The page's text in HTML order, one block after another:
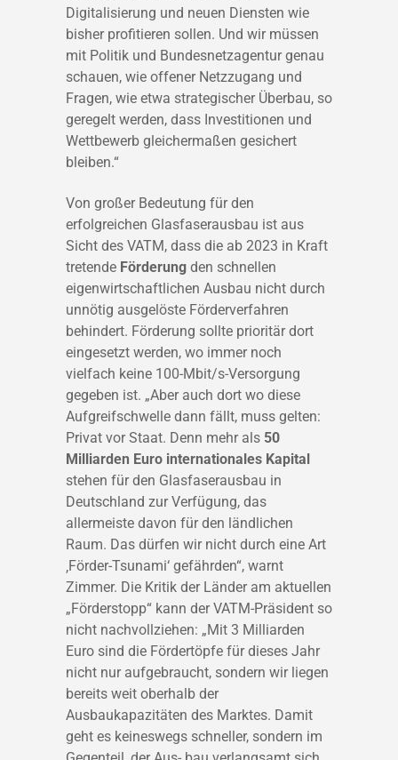
Digitalisierung und neuen Diensten wie
bisher profitieren sollen. Und wir müssen
mit Politik und Bundesnetzagentur genau
schauen, wie offener Netzzugang und
Fragen, wie etwa strategischer Überbau, so
geregelt werden, dass Investitionen und
Wettbewerb gleichermaßen gesichert
bleiben.“
Von großer Bedeutung für den
erfolgreichen Glasfaserausbau ist aus
Sicht des VATM, dass die ab 2023 in Kraft
tretende Förderung den schnellen
eigenwirtschaftlichen Ausbau nicht durch
unnötig ausgelöste Förderverfahren
behindert. Förderung sollte prioritär dort
eingesetzt werden, wo immer noch
vielfach keine 100-Mbit/s-Versorgung
gegeben ist. „Aber auch dort wo diese
Aufgreifschwelle dann fällt, muss gelten:
Privat vor Staat. Denn mehr als 50
Milliarden Euro internationales Kapital
stehen für den Glasfaserausbau in
Deutschland zur Verfügung, das
allermeiste davon für den ländlichen
Raum. Das dürfen wir nicht durch eine Art
‚Förder-Tsunami‘ gefährden“, warnt
Zimmer. Die Kritik der Länder am aktuellen
„Förderstopp“ kann der VATM-Präsident so
nicht nachvollziehen: „Mit 3 Milliarden
Euro sind die Fördertöpfe für dieses Jahr
nicht nur aufgebraucht, sondern wir liegen
bereits weit oberhalb der
Ausbaukapazitäten des Marktes. Damit
geht es keineswegs schneller, sondern im